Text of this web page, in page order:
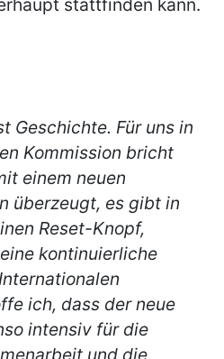
stattfinden kann.
Geschichte. Für uns in
Kommission bricht
einem neuen
überzeugt, es gibt in
Reset-Knopf,
kontinuierliche
ich, dass der neue
intensiv für die
und die